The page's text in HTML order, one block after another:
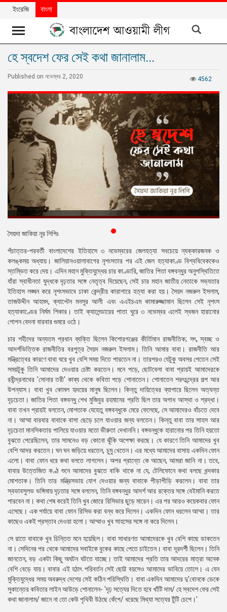
খবর
দলের
বিশেষ
নিবন্ধ
বিশেষ
প্রতিবেদন
উন্নয়নের
বাংলাদেশ
নিউজলেটার
রিলিজ
প্রকাশনা
গ্যালারি
বিএনপি-
জামায়াত
সংগঠন
নির্বাচনী
ইশতেহার
ইংরেজি বাংলা
হে স্বদেশ ফের সেই কথা জানালাম...
4562
Published on নভেম্বর 2, 2020
সৈয়দা জাকিয়া নূর লিপিঃ
পঁচাত্তর-পরবর্তী বাংলাদেশের ইতিহাসে ৩ নভেম্বরের জেলহত্যা সবচেয়ে ন্যক্কারজনক ও
কলঙ্কময় অধ্যায়। জালিয়ানওয়ালাবাগের নৃশংসতার পর এই জেল হত্যাকাণ্ড বিশ্ববিবেককেও
স্তম্ভিত করে দেয়। এদিন মহান মুক্তিযুদ্ধের চার কাণ্ডারি, জাতির পিতা বঙ্গবন্ধুর অনুপস্থিতিতে
যাঁরা স্বাধীনতা যুদ্ধকে দৃঢ়তার সঙ্গে নেতৃত্ব দিয়েছেন, সেই চার মহান জাতীয় নেতাকে সভ্যতার
ইতিহাস লঙ্ঘন করে নৃশংসভাবে ঢাকা কেন্দ্রীয় কারাগারে হত্যা করা হয়। সৈয়দ নজরুল ইসলাম,
তাজউদ্দীন আহমদ, ক্যাপ্টেন মনসুর আলী এবং এএইচএম কামারুজ্জামান ছিলেন সেই নৃশংস
হত্যাকাণ্ডের নির্মম শিকার। তাই ক্যালেন্ডারের পাতা ঘুরে ৩ নভেম্বর এলেই স্বজন হারানোর
গোপন বেদনা বারবার গুমরে ওঠে।
চার শহীদের অন্যতম প্রধান ব্যক্তি ছিলেন কিশোরগঞ্জের কীর্তিমান রাজনীতিক; সৎ, স্বচ্ছ ও
আদর্শভিত্তিক রাজনীতির বরপুত্র সৈয়দ নজরুল ইসলাম। তিনি আমার বাবা। রাজনীতি আর
মন্ত্রিত্বের কারণে বাবা ঘরে খুব বেশি সময় দিতে পারতেন না। তারপরও যেটুকু অবসর পেতেন সেই
সময়টুকু তিনি আমাদের দেওয়ার চেষ্টা করতেন। মনে পড়ে, ছোটবেলা বাবা প্রায়ই আমাদেরকে
রবীন্দ্রনাথের 'সোনার তরী' কাব্য থেকে কবিতা পড়ে শোনাতেন। শোনাতেন শরৎচন্দ্রের গল্প আর
উপন্যাস। বাবা খুব কোমল হৃদয়ের মানুষ ছিলেন। কিন্তু দায়িত্বের ব্যাপারে ছিলেন অত্যন্ত
দৃঢ়চেতা। জাতির পিতা বঙ্গবন্ধু শেখ মুজিবুর রহমানের প্রতি ছিল তার অগাধ আস্থা ও শ্রদ্ধা।
বাবা তখন প্রায়ই বলতেন, মোশতাক যেহেতু বঙ্গবন্ধুকে মেরে ফেলেছে, সে আমাদেরও বাঁচতে দেবে
না। আম্মা বারবার বাবাকে বাসা ছেড়ে চলে যাওয়ার জন্য বলতেন। কিন্তু বাবা তার সাহস আর
দৃঢ়চেতা মানসিকতায় পালিয়ে যাওয়ার মতো ভীরুতা দেখাননি। বঙ্গবন্ধুকে হারানোর পর তিনি হয়তো
বুঝতে পেরেছিলেন, তার সামনেও বড় কোনো ঝুঁকি অপেক্ষা করছে। যে কারণে তিনি আমাদের খুব
বেশি আদর করতেন। ঘন ঘন জড়িয়ে ধরতেন, চুমু খেতেন। এর মধ্যে আমাদের বাসায় একদিন ফোন
এলো। বাবা ফোন ধরে কথা বলতে লাগলেন। অপর প্রান্তে কে আছেন, আমরা জানি না। তবে,
বাবার উত্তেজিত কণ্ঠ শুনে আমাদের বুঝতে বাকি থাকে না যে, টেলিফোনে কথা বলছে খন্দকার
মোশতাক। তিনি তার মন্ত্রিসভায় যোগ দেওয়ার জন্য বাবাকে পীড়াপীড়ি করলেন। বাবা তার
স্বভাবসুলভ ভঙ্গিমায় দৃঢ়তার সঙ্গে বললেন, তিনি বঙ্গবন্ধুর আদর্শ আর রক্তের সঙ্গে বেইমানি করতে
পারবেন না। কথা শেষ করেই তিনি খুব জোরে রিসিভার ছুড়ে মারেন। এর পর আরও কয়েকবার ফোন
এসেছে। এক পর্যায়ে বাবা ফোন রিসিভ করা বন্ধ করে দিলেন। একদিন ফোন ধরলেন আম্মা। তার
কাছেও একই প্রস্তাব দেওয়া হলো। আম্মাও খুব সাহসের সঙ্গে না করে দিলেন।
সে রাতে বাবাকে খুব চিন্তিত মনে হয়েছিল। বাবা সাধারণত আমাদেরকে খুব বেশি কাছে ডাকতেন
না। সেদিনের পর থেকে আমাদের সবাইকে বুকের কাছে পেতে চাইতেন। বাবা দূরদর্শী ছিলেন। তিনি
জানতেন, বড় একটা কিছু অঘটন ঘটতে যাচ্ছে। তাই আমাদের প্রতি তার আদরের মাত্রা অনেক
বেশি বেড়ে যায়। বাবার এই হঠাৎ পরিবর্তন সেই ছোট্ট বয়সেও আমাদের ভাবিয়ে তোলে। এ যেন
মুক্তিযুদ্ধের সময় অবরুদ্ধ দেশের সেই কঠিন পরিস্থিতি। বাবা একদিন আমাদের দু'বোনকে ডেকে
সুকান্তের কবিতার লাইন আউড়ে শোনালেন- 'দৃঢ় সত্যের দিতে হবে খাঁটি দাম/ হে স্বদেশ ফের সেই
কথা জানালাম/ জানে না তো কেউ পৃথিবী উঠছে কেঁপে/ ধরেছে মিথ্যা সত্যের টুঁটি চেপে।'